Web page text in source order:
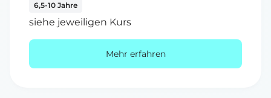
6,5-10 Jahre
siehe jeweiligen Kurs
Mehr erfahren